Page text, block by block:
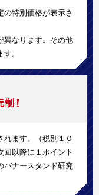
の特別価格が表示さ
異なります。その他
。
れます。（税別１０
回以降に１ポイント
バナースタンド研究